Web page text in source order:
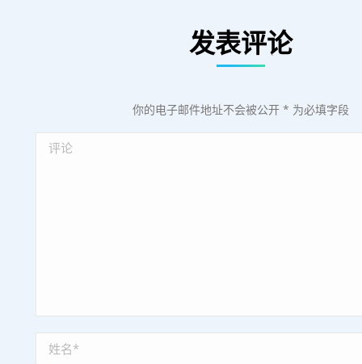
发表评论
你的电子邮件地址不会被公开 * 为必填字段
评论
姓名 *